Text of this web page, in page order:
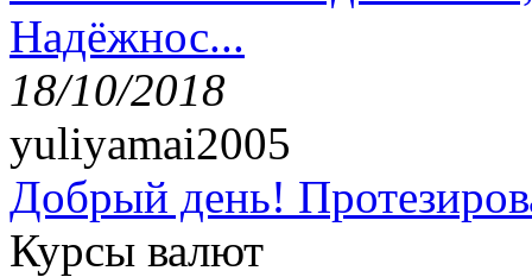
Надёжнос...
18/10/2018
yuliyamai2005
Добрый день!
Курсы валют